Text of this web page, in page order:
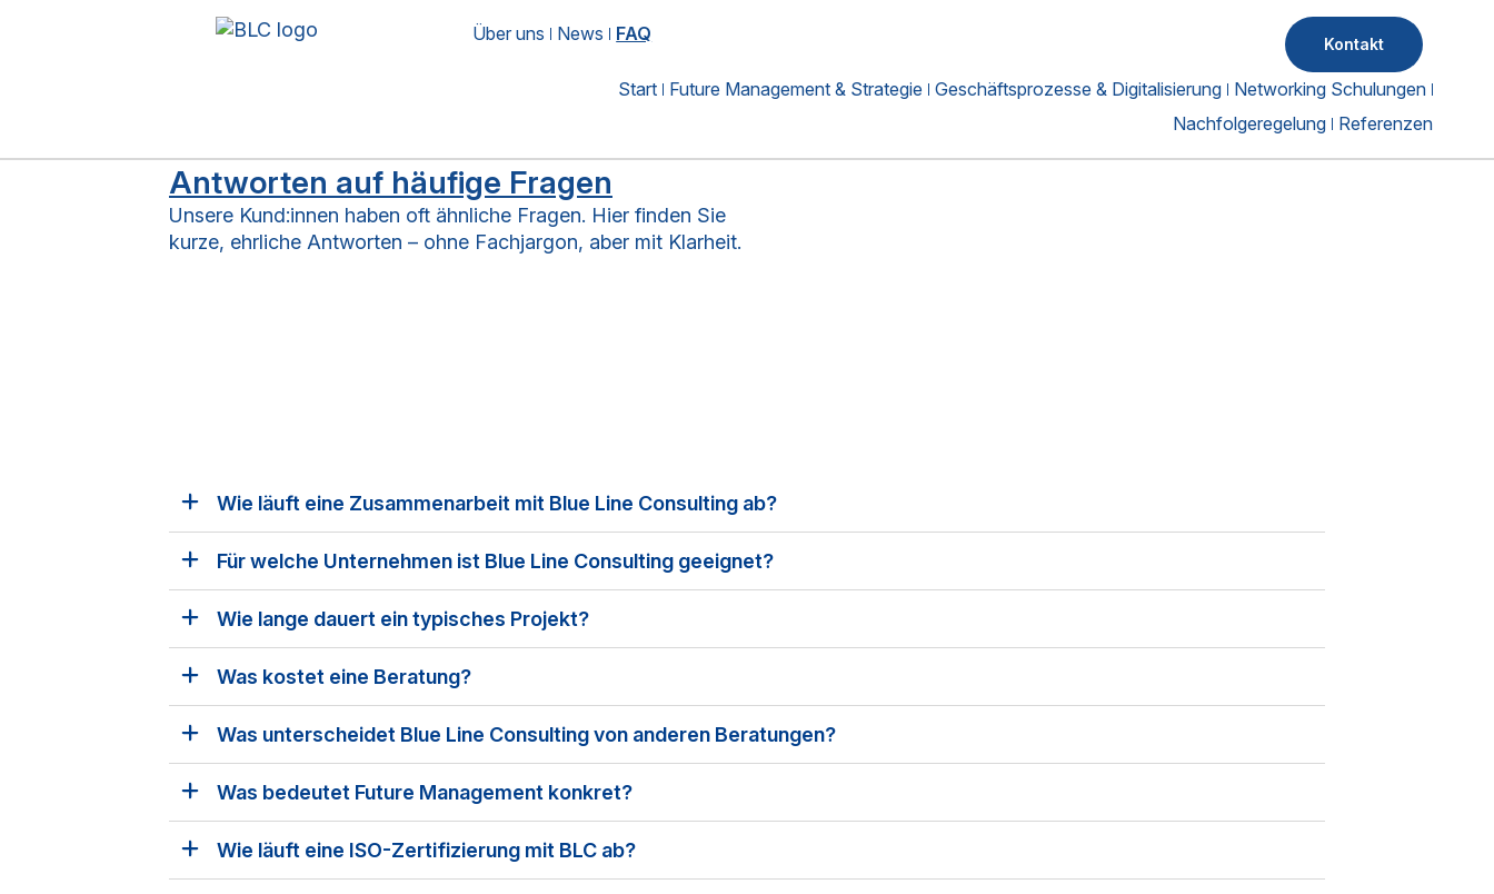
Über uns News FAQ Kontakt
Start Future Management & Strategie Geschäftsprozesse & Digitalisierung
Networking Schulungen
Nachfolgeregelung
Referenzen
Antworten auf häufige Fragen
Unsere Kund:innen haben oft ähnliche Fragen. Hier finden Sie
kurze, ehrliche Antworten – ohne Fachjargon, aber mit Klarheit.
Wie läuft eine Zusammenarbeit mit Blue Line Consulting ab?
Für welche Unternehmen ist Blue Line Consulting geeignet?
Wie lange dauert ein typisches Projekt?
Was kostet eine Beratung?
Was unterscheidet Blue Line Consulting von anderen Beratungen?
Was bedeutet Future Management konkret?
Wie läuft eine ISO-Zertifizierung mit BLC ab?